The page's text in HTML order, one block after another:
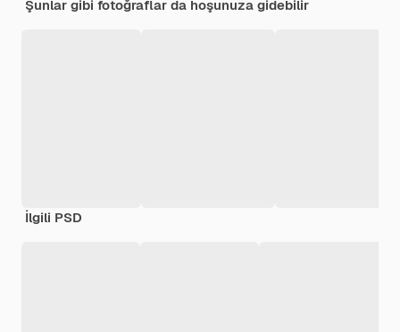
Şunlar gibi fotoğraflar da hoşunuza gidebilir
İlgili PSD